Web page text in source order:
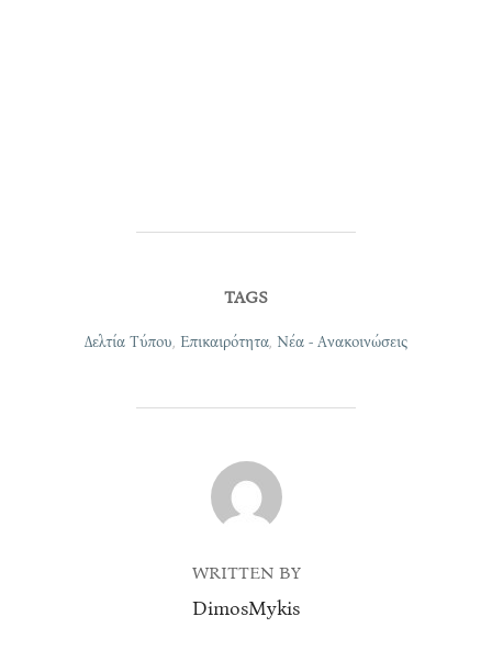
TAGS
Δελτία Τύπου, Επικαιρότητα, Νέα - Ανακοινώσεις
POST AUTHOR
WRITTEN BY
DimosMykis